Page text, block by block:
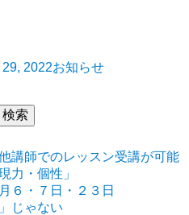
2022お知らせ
検索
講師でのレッスン受講が可能
力・個性」
６・７日・２３日
じゃない